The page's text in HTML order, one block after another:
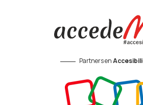
Partners en